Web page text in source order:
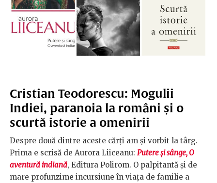
Cristian Teodorescu: Mogulii
Indiei, paranoia la români și o
scurtă istorie a omenirii
Despre două dintre aceste cărți am și vorbit la târg.
Prima e scrisă de Aurora Liiceanu: Putere și sânge, O
aventură indiană, Editura Polirom. O palpitantă și de
mare profunzime incursiune în viața de familie a